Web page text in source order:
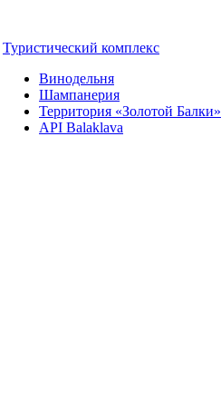
Туристический комплекс
Винодельня
Шампанерия
Территория «Золотой Балки»
API Balaklava